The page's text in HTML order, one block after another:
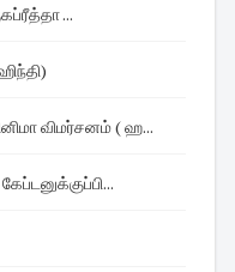
...
விமர்சனம் ( ஹ...
வயாக்ரா VS நம்ம கேப்டனுக்குப்பி...